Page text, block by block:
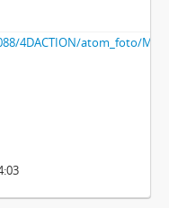
4DACTION/atom_foto/MAJ-